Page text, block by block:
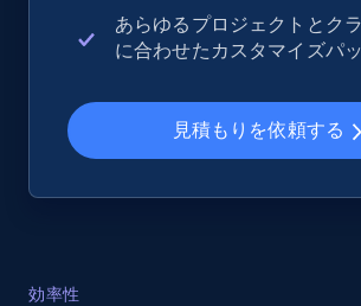
URL, Domain, Country code, Model
Sku, Product id, Product name,
and more.
355+ 今す
あらゆるプロジェクトとク
に合わせたカスタマイズパ
見積もりを依頼する
効率性